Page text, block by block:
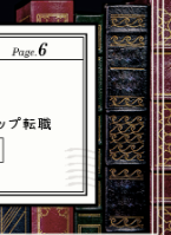
情報
り特定の個人を
ます。）
して「当社サー
当社でご利用に
回数などのご利